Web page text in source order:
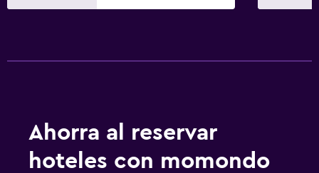
Ahorra al reservar
hoteles con momondo